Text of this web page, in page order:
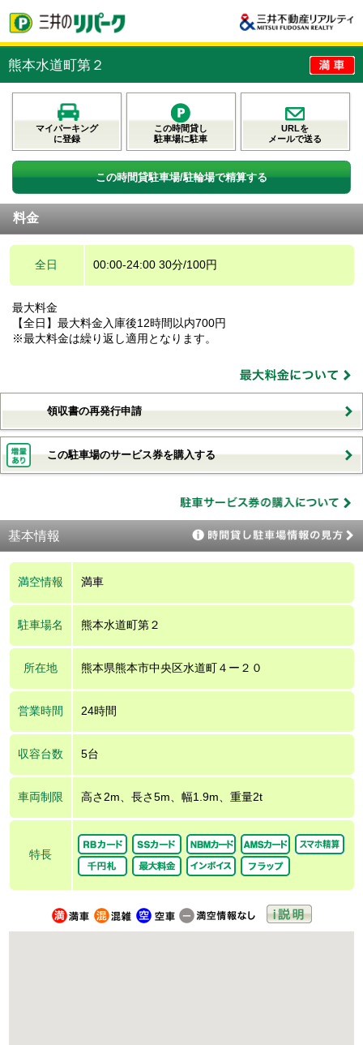
熊本水道町第２
マイパーキング
に登録
この時間貸し
駐車場に駐車
URLを
メールで送る
この時間貸駐車場/駐輪場で精算する
料金
全日 00:00-24:00 30分/100円
最大料金
【全日】最大料金入庫後12時間以内700円
※最大料金は繰り返し適用となります。
領収書の再発行申請
この駐車場のサービス券を購入する
基本情報
満空情報 満車
駐車場名 熊本水道町第２
所在地 熊本県熊本市中央区水道町４ー２０
営業時間 24時間
収容台数 5台
車両制限 高さ2m、長さ5m、幅1.9m、重量2t
特長